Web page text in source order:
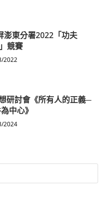
澎東分署2022「功夫
競賽
2022
研討會《所有人的正義─
中心》
2024